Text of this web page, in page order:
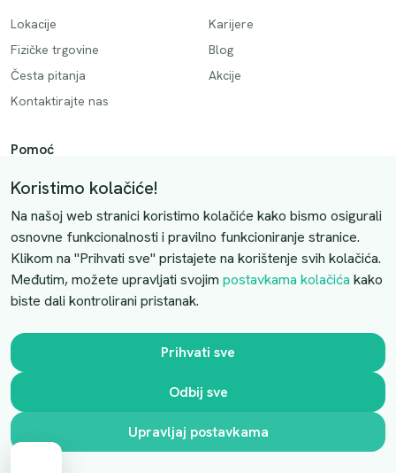
Lokacije
Fizičke trgovine
Česta pitanja
Kontaktirajte nas
Karijere
Blog
Akcije
Pomoć
Način plaćanja
Dostava
Povrati i otkazivanje
Uslovi kupovine
Kontaktirajte nas
Slobodno nas kontaktirajte putem e-maila:
luprivpharm@luprivpharm.com
Ova stranica je zaštićena reCAPTCHA sustavom
Koristimo kolačiće!
Na našoj web stranici koristimo kolačiće kako bismo osigurali
osnovne funkcionalnosti i pravilno funkcioniranje stranice.
Klikom na "Prihvati sve" pristajete na korištenje svih kolačića.
Međutim, možete upravljati svojim postavkama kolačića kako
biste dali kontrolirani pristanak.
Prihvati sve
Odbij sve
Upravljaj postavkama